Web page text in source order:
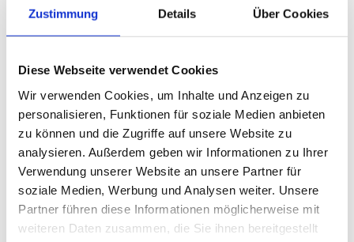
Zustimmung Details Über Cookies
Diese Webseite verwendet Cookies
Wir verwenden Cookies, um Inhalte und Anzeigen zu
personalisieren, Funktionen für soziale Medien anbieten
zu können und die Zugriffe auf unsere Website zu
analysieren. Außerdem geben wir Informationen zu Ihrer
Verwendung unserer Website an unsere Partner für
soziale Medien, Werbung und Analysen weiter. Unsere
Partner führen diese Informationen möglicherweise mit
weiteren Daten zusammen, die Sie ihnen bereitgestellt
Albanisch, Armenisch, Belarussisch, Bosnisch, Bulgarisch, Dänisch,
Italienisch, Katalanisch, Kroatisch, Lettisch, Litauisch,
Portugiesisch, Rumänisch, Russisch, Schwedisch, Serbisch,
Slowakisch, Slowenisch, Spanisch, Tschechisch, Türkisch,
Ukrainisch, Ungarisch
Weitere – auch außereuropäische und exotische – Sprachen
gerne auf Anfrage.
Preisanfrage
Starten Sie jetzt und hier Ihre Preis-/Terminanfrage für Ihre